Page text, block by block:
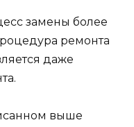
замены более
ремонта
даже
выше